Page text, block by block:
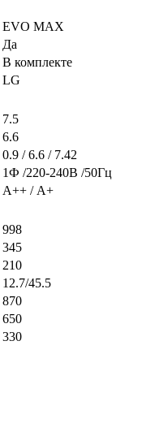
EVO MAX
Да
В комплекте
LG
7.5
6.6
0.9 / 6.6 / 7.42
1Ф /220-240В /50Гц
А++ / А+
998
345
210
12.7/45.5
870
650
330